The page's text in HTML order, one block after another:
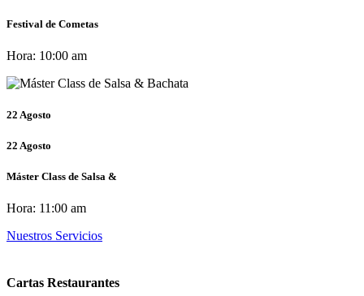
Festival de Cometas
Hora: 10:00 am
22 Agosto
22 Agosto
Máster Class de Salsa &
Hora: 11:00 am
Nuestros Servicios
Cartas Restaurantes